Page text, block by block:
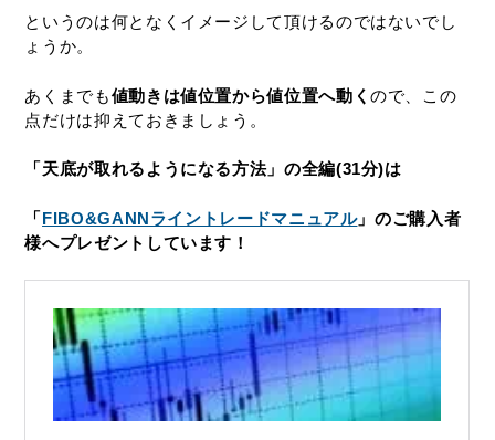
というのは何となくイメージして頂けるのではないでし
ょうか。
あくまでも値動きは値位置から値位置へ動くので、この
点だけは抑えておきましょう。
「天底が取れるようになる方法」の全編(31分)は
「FIBO&GANNライントレードマニュアル」のご購入者
様へプレゼントしています！